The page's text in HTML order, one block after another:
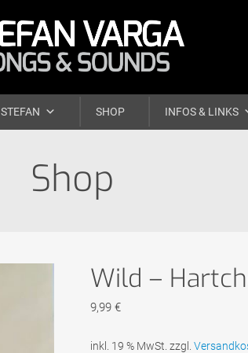
Skip
content
STEFAN SHOP INFOS & LINKS
Shop
Wild –
9,99 €
inkl. 19 % MwSt. zzgl.